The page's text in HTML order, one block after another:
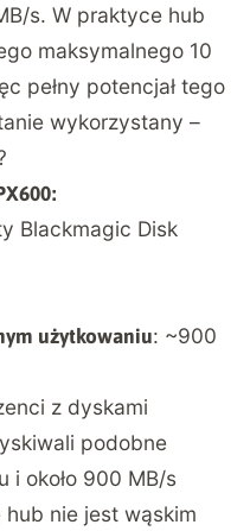
s. W praktyce hub
maksymalnego 10
pełny potencjał tego
wykorzystany –
Blackmagic Disk
użytkowaniu: ~900
z dyskami
podobne
i około 900 MB/s
nie jest wąskim